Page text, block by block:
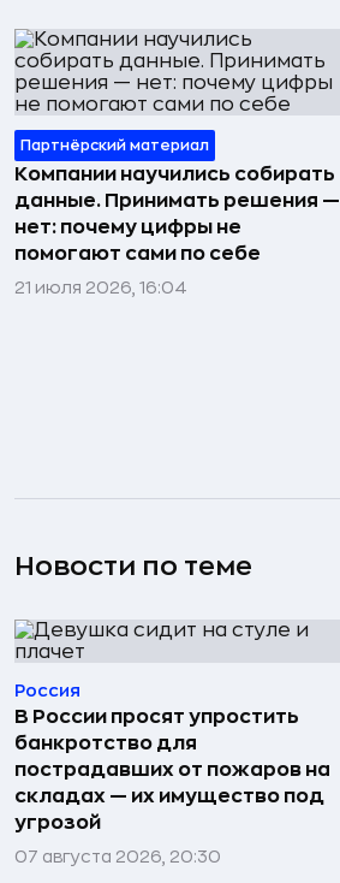
Партнёрский материал
Компании научились собирать
данные. Принимать решения —
нет: почему цифры не
помогают сами по себе
21 июля 2026, 16:04
Новости по теме
Россия
В России просят упростить
банкротство для
пострадавших от пожаров на
складах — их имущество под
угрозой
07 августа 2026, 20:30